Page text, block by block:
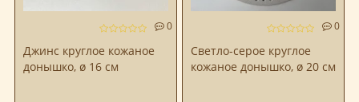
0
Джинс круглое кожаное
донышко, ø 16 см
0
Светло-серое круглое
кожаное донышко, ø 20 см